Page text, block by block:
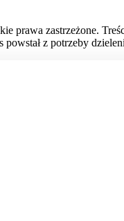
prawa zastrzeżone.
z potrzeby